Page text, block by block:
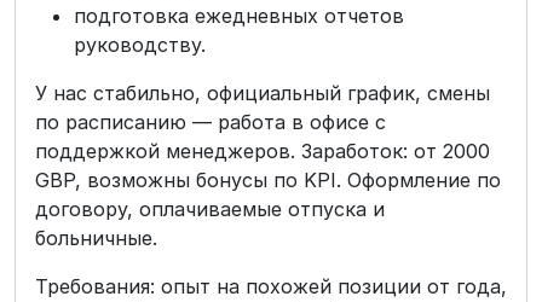
подготовка ежедневных отчетов
руководству.
У нас стабильно, официальный график, смены
по расписанию — работа в офисе с
поддержкой менеджеров. Заработок: от 2000
GBP, возможны бонусы по KPI. Оформление по
договору, оплачиваемые отпуска и
больничные.
Требования: опыт на похожей позиции от года,